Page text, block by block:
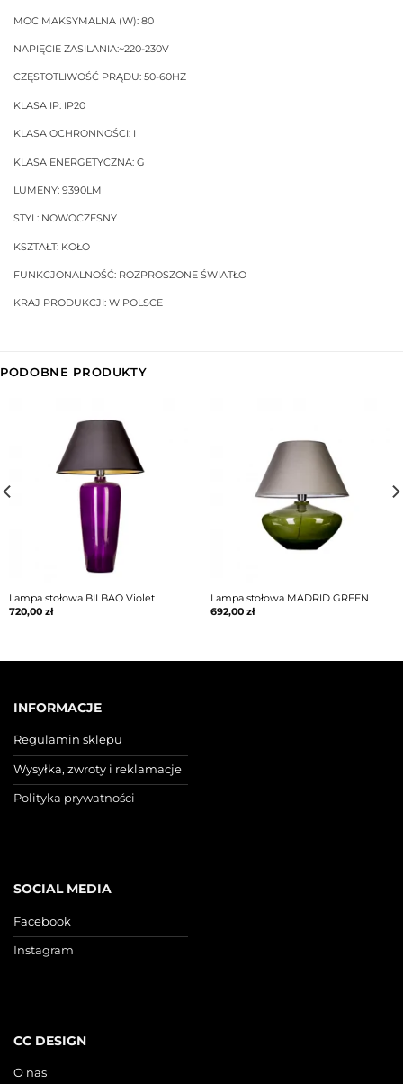
MOC MAKSYMALNA (W): 80
NAPIĘCIE ZASILANIA:~220-230V
CZĘSTOTLIWOŚĆ PRĄDU: 50-60HZ
KLASA IP: IP20
KLASA OCHRONNOŚCI: I
KLASA ENERGETYCZNA: G
LUMENY: 9390LM
STYL: NOWOCZESNY
KSZTAŁT: KOŁO
FUNKCJONALNOŚĆ: ROZPROSZONE ŚWIATŁO
KRAJ PRODUKCJI: W POLSCE
PODOBNE PRODUKTY
Lampa stołowa BILBAO Violet
720,00 zł
Lampa stołowa MADRID GREEN
692,00 zł
INFORMACJE
Regulamin sklepu
Wysyłka, zwroty i reklamacje
Polityka prywatności
SOCIAL MEDIA
Facebook
Instagram
CC DESIGN
O nas